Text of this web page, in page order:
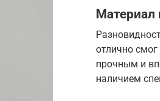
Материал
отлично
прочным и
наличием